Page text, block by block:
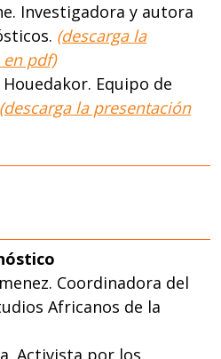
Investigadora y autora
(descarga la
pdf)
Equipo de
(descarga la presentación
Coordinadora del
Africanos de la